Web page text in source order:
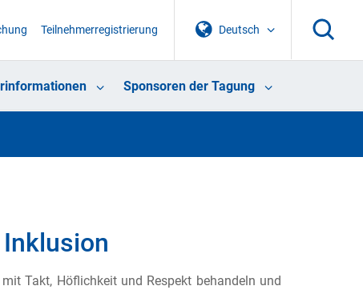
Deutsch
Teilnehmerregistrierung
Sponsoren der Tagung
Takt, Höflichkeit und Respekt behandeln und